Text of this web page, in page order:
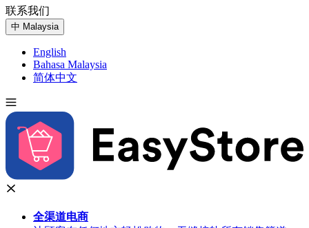
联系我们
中 Malaysia
English
Bahasa Malaysia
简体中文
全渠道电商